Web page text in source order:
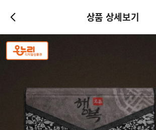
상품 상세보기